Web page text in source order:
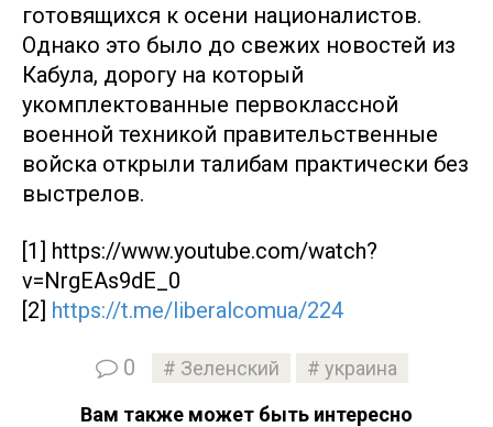
готовящихся к осени националистов.
Однако это было до свежих новостей из
Кабула, дорогу на который
укомплектованные первоклассной
военной техникой правительственные
войска открыли талибам практически без
выстрелов.
[1] https://www.youtube.com/watch?
v=NrgEAs9dE_0
[2] https://t.me/liberalcomua/224
0 Зеленский
украина
Вам также может быть интересно